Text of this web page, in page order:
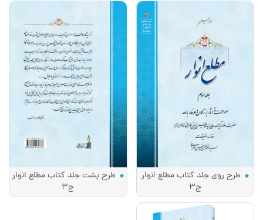
طرح روی جلد کتاب مطلع انوار
ج3
طرح پشت جلد کتاب مطلع انوار
ج3